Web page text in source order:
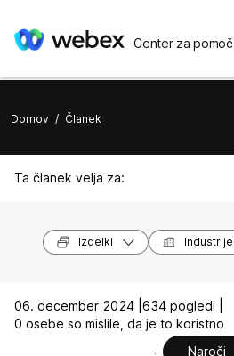
Center za pomoč
Domov / Članek
Ta članek velja za:
Izdelki Industrije
06. december 2024 | 634 pogledi |
0 osebe so mislile, da je to koristno
Naroči